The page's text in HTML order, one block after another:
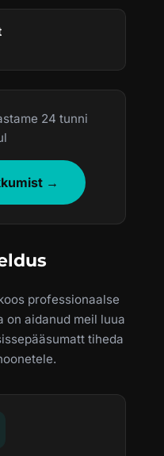
24 tunni
→
professionaalse
on aidanud meil luua
tiheda